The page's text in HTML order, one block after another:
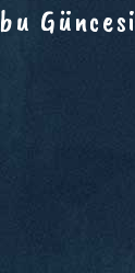
Güncesi